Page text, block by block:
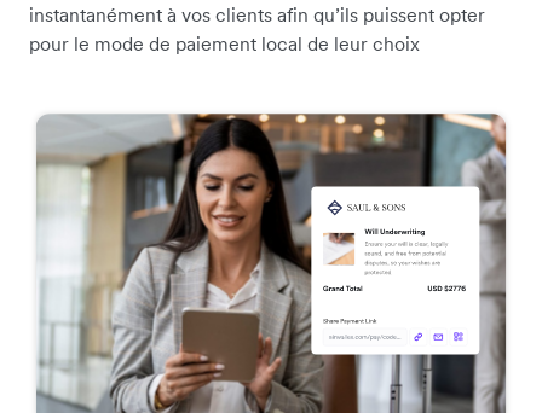
instantanément à vos clients afin qu’ils puissent opter
pour le mode de paiement local de leur choix